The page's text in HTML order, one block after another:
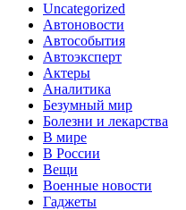
Uncategorized
Автоновости
Автособытия
Автоэксперт
Актеры
Аналитика
Безумный мир
Болезни и лекарства
В мире
В России
Вещи
Военные новости
Гаджеты